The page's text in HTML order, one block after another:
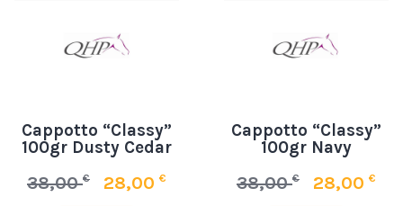
Cappotto “Classy”
100gr Dusty Cedar
38,00€ 28,00€
Cappotto “Classy”
100gr Navy
38,00€ 28,00 €